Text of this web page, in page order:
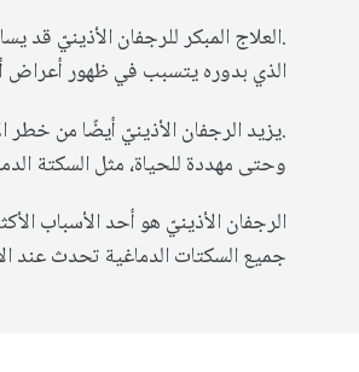
.العلاج المبكر للرجفان الأذينيّ
الذي بدوره يتسبب في ظهور أعراض
.يزيد الرجفان الأذينيّ أيضًا من
وحتى مهددة للحياة، مثل السكتة
جميع السكتات الدماغية تحدث عند